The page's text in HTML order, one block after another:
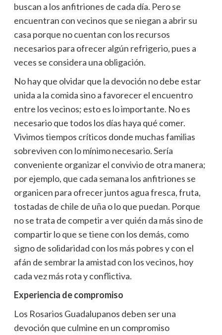
buscan a los anfitriones de cada día. Pero se
encuentran con vecinos que se niegan a abrir su
casa porque no cuentan con los recursos
necesarios para ofrecer algún refrigerio, pues a
veces se considera una obligación.
No hay que olvidar que la devoción no debe estar
unida a la comida sino a favorecer el encuentro
entre los vecinos; esto es lo importante. No es
necesario que todos los días haya qué comer.
Vivimos tiempos críticos donde muchas familias
sobreviven con lo mínimo necesario. Sería
conveniente organizar el convivio de otra manera;
por ejemplo, que cada semana los anfitriones se
organicen para ofrecer juntos agua fresca, fruta,
tostadas de chile de uña o lo que puedan. Porque
no se trata de competir a ver quién da más sino de
compartir lo que se tiene con los demás, como
signo de solidaridad con los más pobres y con el
afán de sembrar la amistad con los vecinos, hoy
cada vez más rota y conflictiva.
Experiencia de compromiso
Los Rosarios Guadalupanos deben ser una
devoción que culmine en un compromiso